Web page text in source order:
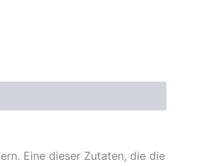
Eine dieser Zutaten, die die